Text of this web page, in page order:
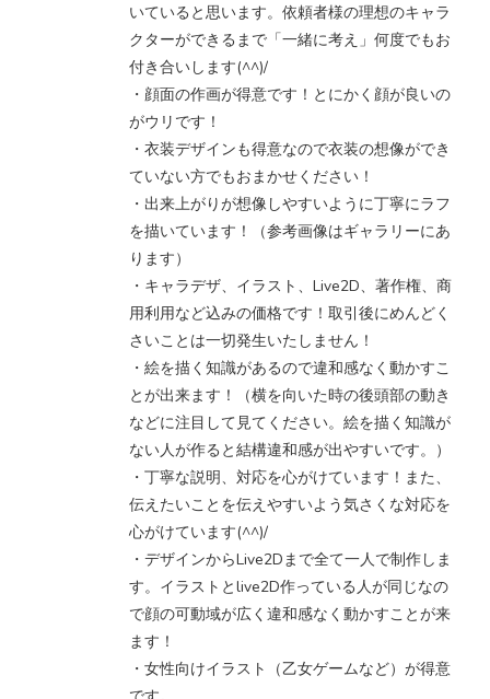
いていると思います。依頼者様の理想のキャラ
クターができるまで「一緒に考え」何度でもお
付き合いします(^^)/
・顔面の作画が得意です！とにかく顔が良いの
がウリです！
・衣装デザインも得意なので衣装の想像ができ
ていない方でもおまかせください！
・出来上がりが想像しやすいように丁寧にラフ
を描いています！（参考画像はギャラリーにあ
ります）
・キャラデザ、イラスト、Live2D、著作権、商
用利用など込みの価格です！取引後にめんどく
さいことは一切発生いたしません！
・絵を描く知識があるので違和感なく動かすこ
とが出来ます！（横を向いた時の後頭部の動き
などに注目して見てください。絵を描く知識が
ない人が作ると結構違和感が出やすいです。）
・丁寧な説明、対応を心がけています！また、
伝えたいことを伝えやすいよう気さくな対応を
心がけています(^^)/
・デザインからLive2Dまで全て一人で制作しま
す。イラストとlive2D作っている人が同じなの
で顔の可動域が広く違和感なく動かすことが来
ます！
・女性向けイラスト（乙女ゲームなど）が得意